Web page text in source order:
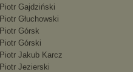
Piotr Gajdziński
Piotr Głuchowski
Piotr Górsk
Piotr Górski
Piotr Jakub Karcz
Piotr Jezierski